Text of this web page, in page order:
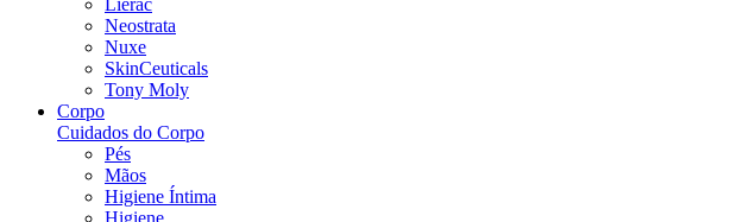
Lierac
Neostrata
Nuxe
SkinCeuticals
Tony Moly
Corpo
Cuidados do Corpo
Pés
Mãos
Higiene Íntima
Higiene